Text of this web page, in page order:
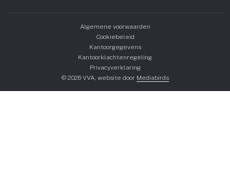
Algemene voorwaarden
Cookiebeleid
Kantoorgegevens
Kantoorklachtenregeling
Privacyverklaring
© 2026 VVA, website door Mediabirds